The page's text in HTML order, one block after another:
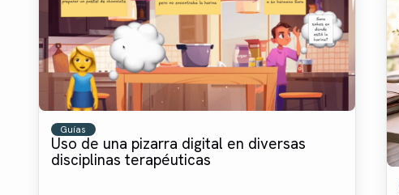
Guías
Uso de una pizarra digital en diversas
disciplinas terapéuticas